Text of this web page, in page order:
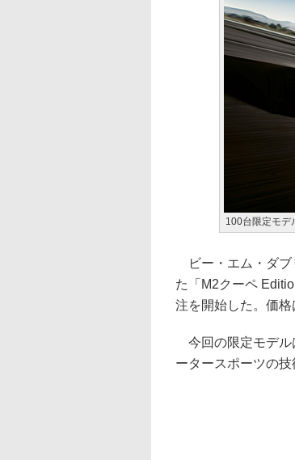
100台限定モデ
ビー・エム・ダブ
た「M2クーペ
注を開始した。価
今回の限定モデル
ータースポーツの